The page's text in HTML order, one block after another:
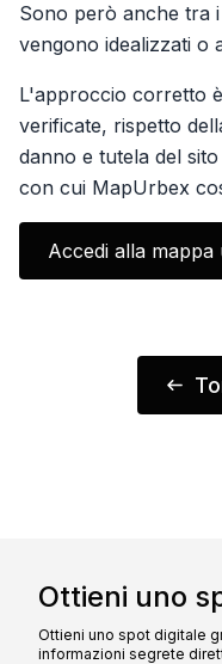
Sono però anche tra
vengono idealizzati o
L'approccio corretto
verificate, rispetto
danno e tutela del
con cui MapUrbex
Accedi alla
Ottieni uno
Ottieni uno spot digitale
informazioni segrete